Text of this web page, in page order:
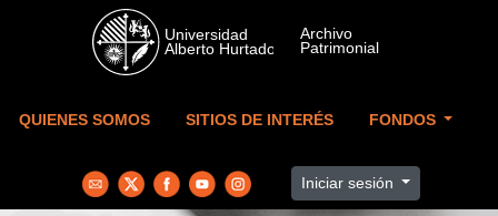
Skip to main content
QUIENES SOMOS SITIOS DE INTERÉS FONDOS
Iniciar sesión